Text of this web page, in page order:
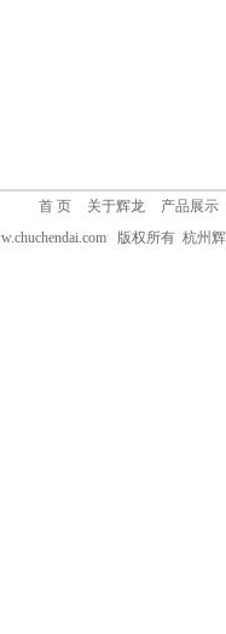
首 页 关于辉龙
产品展示
版权所有 杭州